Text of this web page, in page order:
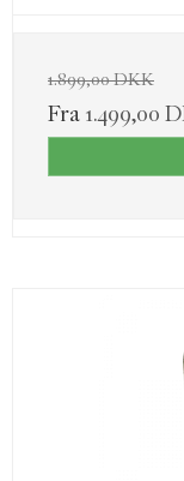
1.899,00 DKK
Fra 1.499,00